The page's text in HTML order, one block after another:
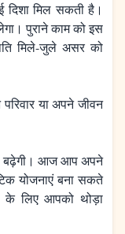
मिल सकती है।
पुराने काम को इस
मिले-जुले असर को
या अपने जीवन
बढ़ेगी। आज आप अपने
योजनाएं बना सकते
के लिए आपको थोड़ा